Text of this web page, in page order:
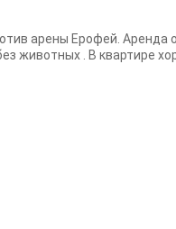
арены Ерофей. Аренда
животных . В квартире